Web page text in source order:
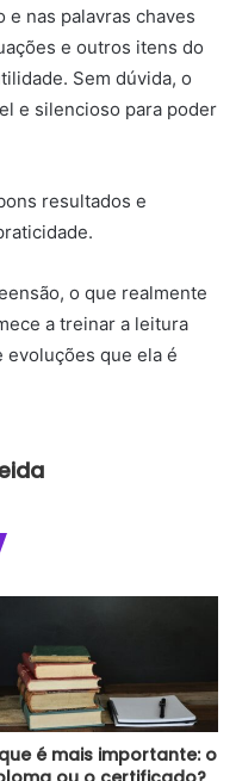
nas palavras chaves
e outros itens do
Sem dúvida, o
e silencioso para poder
resultados e
o que realmente
a treinar a leitura
evoluções que ela é
é mais importante: o